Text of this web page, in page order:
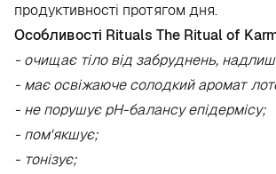
продуктивності протягом дня.
Особливості Rituals The Ritual of
- очищає тіло від забруднень,
- має освіжаюче солодкий аромат
- не порушує рН-балансу епідермісу;
- пом'якшує;
- тонізує;